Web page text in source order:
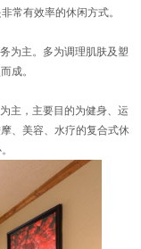
常有效率的休闲方式。
为主。多为调理肌肤及塑
成。
主，主要目的为健身、运
、美容、水疗的复合式休